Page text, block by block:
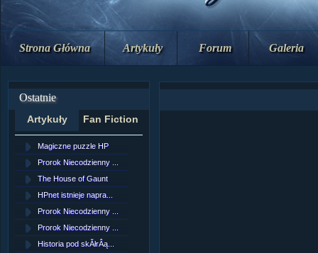
Strona Główna Artykuły Forum Galeria
Ostatnie
Artykuły Fan Fiction
Magiczne puzzle HP
Prorok Niecodzienny ...
The House of Gaunt
HPnet istnieje napra...
Prorok Niecodzienny ...
Prorok Niecodzienny ...
Historia pod skĂłrÂą...